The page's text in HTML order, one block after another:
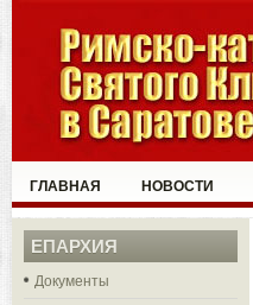
ГЛАВНАЯ НОВОСТИ
ЕПАРХИЯ
Документы